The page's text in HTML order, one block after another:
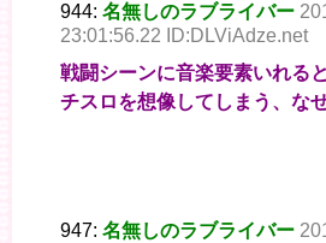
944: 名無しのラブライバー
23:01:56.22 ID:DLViAdze.net
戦闘シーンに音楽要素いれる
チスロを想像してしまう、な
947: 名無しのラブライバー